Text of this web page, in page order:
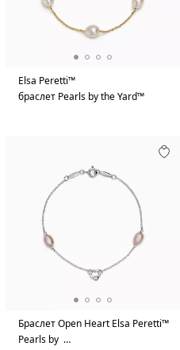
Elsa Peretti™
браслет Pearls by the Yard™
Браслет Open Heart Elsa Peretti™
Pearls by …